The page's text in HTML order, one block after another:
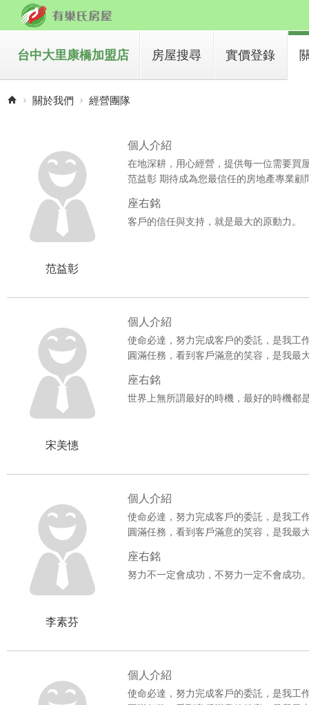
台中大里康橋加盟店 房屋搜尋 實價登錄
關於我們 經營團隊
個人介紹
在地深耕，用心經營，提供每一位需要買
范益彰 期待成為您最信任的房地產專業顧
座右銘
客戶的信任與支持，就是最大的原動力。
范益彰
個人介紹
使命必達，努力完成客戶的委託，是我工
圓滿任務，看到客戶滿意的笑容，是我最
座右銘
世界上無所謂最好的時機，最好的時機都
宋美憓
個人介紹
使命必達，努力完成客戶的委託，是我工
圓滿任務，看到客戶滿意的笑容，是我最
座右銘
努力不一定會成功，不努力一定不會成功
李素芬
個人介紹
使命必達，努力完成客戶的委託，是我工